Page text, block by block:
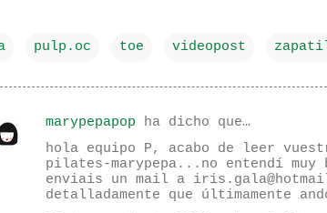
pulp.oc toe videopost
marypepapop ha dicho que…
hola equipo P, acabo de leer
pilates-marypepa...no entendí
enviais un mail a
detalladamente que últimamente